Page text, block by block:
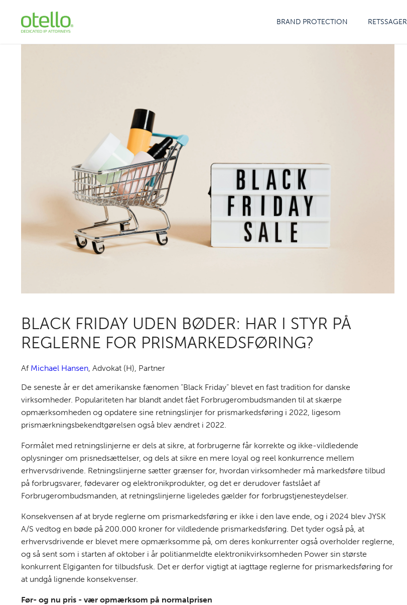
BRAND PROTECTION RETSSAGER
BLACK FRIDAY UDEN BØDER: HAR I STYR PÅ
REGLERNE FOR PRISMARKEDSFØRING?
Af Michael Hansen, Advokat (H), Partner
De seneste år er det amerikanske fænomen ”Black Friday” blevet en fast tradition for danske
virksomheder. Populariteten har blandt andet fået Forbrugerombudsmanden til at skærpe
opmærksomheden og opdatere sine retningslinjer for prismarkedsføring i 2022, ligesom
prismærkningsbekendtgørelsen også blev ændret i 2022.
Formålet med retningslinjerne er dels at sikre, at forbrugerne får korrekte og ikke-vildledende
oplysninger om prisnedsættelser, og dels at sikre en mere loyal og reel konkurrence mellem
erhvervsdrivende. Retningslinjerne sætter grænser for, hvordan virksomheder må markedsføre tilbud
på forbrugsvarer, fødevarer og elektronikprodukter, og det er derudover fastslået af
Forbrugerombudsmanden, at retningslinjerne ligeledes gælder for forbrugstjenesteydelser.
Konsekvensen af at bryde reglerne om prismarkedsføring er ikke i den lave ende, og i 2024 blev JYSK
A/S vedtog en bøde på 200.000 kroner for vildledende prismarkedsføring. Det tyder også på, at
erhvervsdrivende er blevet mere opmærksomme på, om deres konkurrenter også overholder reglerne,
og så sent som i starten af oktober i år politianmeldte elektronikvirksomheden Power sin største
konkurrent Elgiganten for tilbudsfusk. Det er derfor vigtigt at iagttage reglerne for prismarkedsføring for
at undgå lignende konsekvenser.
Før- og nu pris - vær opmærksom på normalprisen